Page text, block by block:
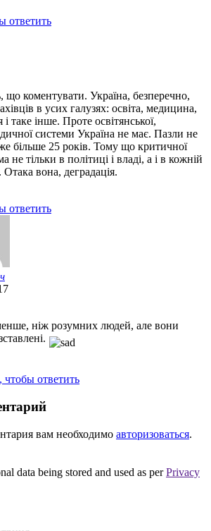
ответить
коментувати. Україна, безперечно,
в усих галузях: освіта, медицина,
таке інше. Проте освітянської,
системи Україна не має. Пазли не
більше 25 років. Тому що критичної
не тільки в політиці і владі, а і в кожній
Отака вона, деградація.
ответить
ніж розумних людей, але вони
чтобы ответить
вам необходимо авторизоваться.
data being stored and used as perPrivacy